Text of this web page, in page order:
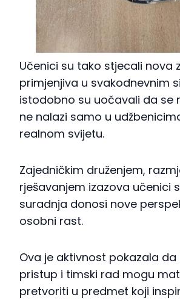
Učenici su tako stjecali nova
primjenjiva u svakodnevnim
istodobno su uočavali da se
ne nalazi samo u
realnom svijetu.
Zajedničkim druženjem,
rješavanjem izazova učenici
suradnja donosi nove
osobni rast.
Ova je aktivnost pokazala
pristup i timski rad mogu
pretvoriti u predmet koji